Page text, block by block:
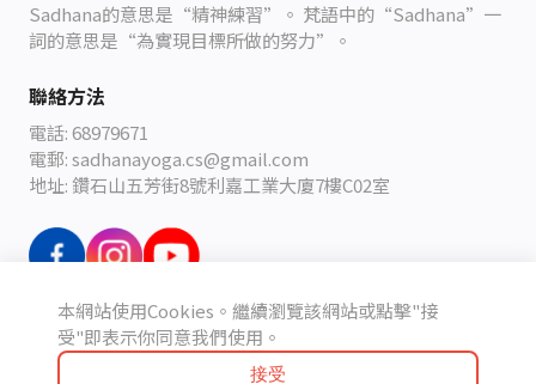
Sadhana的意思是 “精神練習” 。 梵語中的 “Sadhana” 一
詞的意思是 “為實現目標所做的努力” 。
聯絡方法
電話: 68979671
電郵: sadhanayoga.cs@gmail.com
地址: 鑽石山五芳街8號利嘉工業大廈7樓C02室
條款及細則
本網站使用Cookies。繼續瀏覽該網站或點擊"接
受"即表示你同意我們使用。
接受